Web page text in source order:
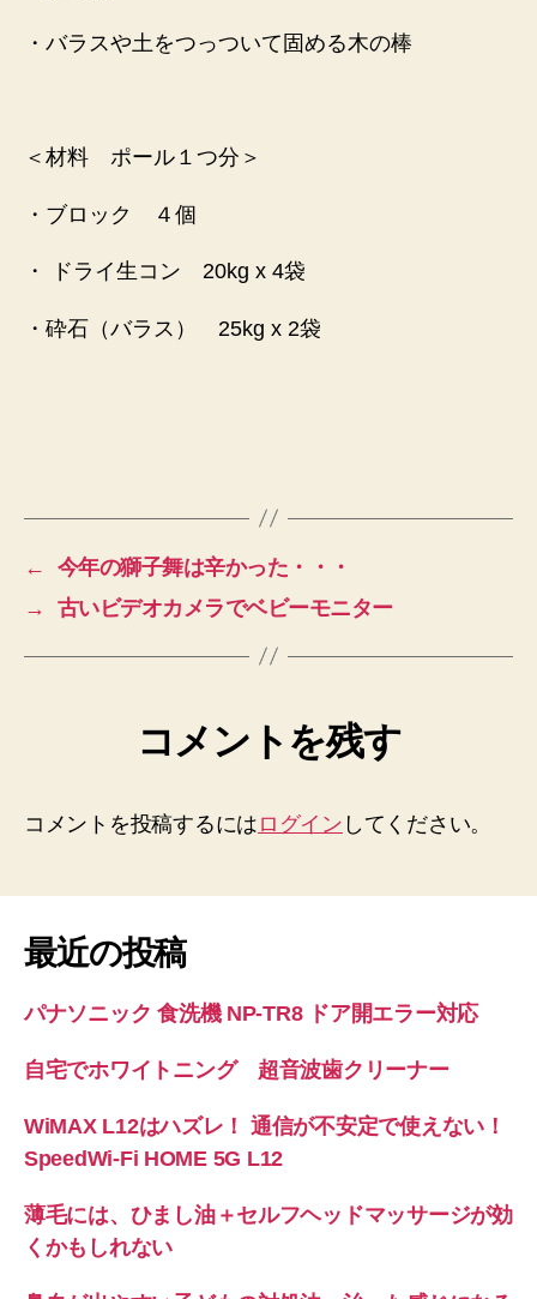
・バラスや土をつっついて固める木の棒
＜材料 ポール１つ分＞
・ブロック ４個
・ ドライ生コン 20kg x 4袋
・砕石（バラス） 25kg x 2袋
←
今年の獅子舞は辛かった・・・
→
古いビデオカメラでベビーモニター
コメントを残す
コメントを投稿するには ログイン してください。
最近の投稿
パナソニック 食洗機 NP-TR8 ドア開エラー対応
自宅でホワイトニング 超音波歯クリーナー
WiMAX L12はハズレ！ 通信が不安定で使えない！
SpeedWi-Fi HOME 5G L12
薄毛には、ひまし油＋セルフヘッドマッサージが効
くかもしれない